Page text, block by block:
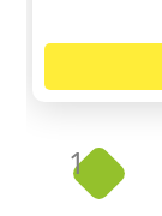
1 2